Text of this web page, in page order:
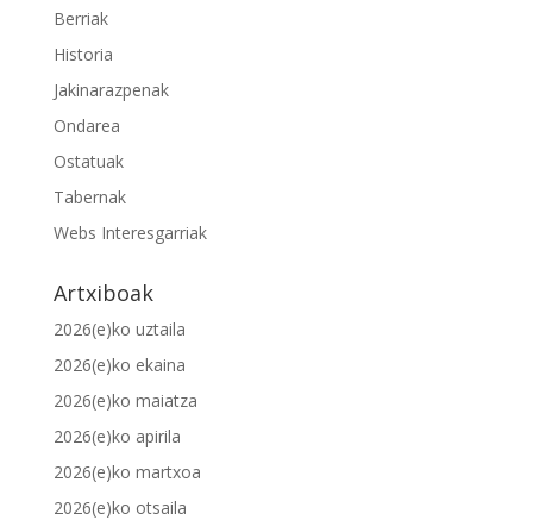
Berriak
Historia
Jakinarazpenak
Ondarea
Ostatuak
Tabernak
Webs Interesgarriak
Artxiboak
2026(e)ko uztaila
2026(e)ko ekaina
2026(e)ko maiatza
2026(e)ko apirila
2026(e)ko martxoa
2026(e)ko otsaila